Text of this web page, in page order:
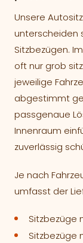
Unsere
unterscheiden
Sitzbezügen.
oft nur grob
jeweilige
abgestimmt
passgenaue
Innenraum
zuverlässig
Je nach
umfasst der
Sitzbezüge
Sitzbezüge